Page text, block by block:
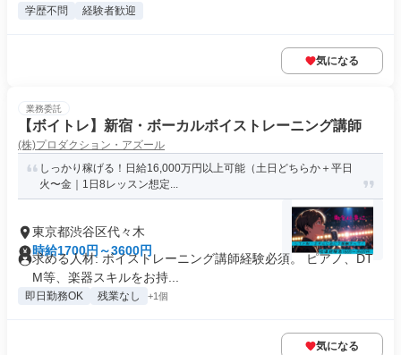
学歴不問 経験者歓迎
気になる
業務委託
【ボイトレ】新宿・ボーカルボイストレーニング講師
(株)プロダクション・アズール
しっかり稼げる！日給16,000万円以上可能（土日どちらか＋平日
火〜金｜1日8レッスン想定...
東京都渋谷区代々木
時給1700円～3600円
求める人材: ボイストレーニング講師経験必須。 ピアノ、DT
M等、楽器スキルをお持...
即日勤務OK 残業なし +1個
気になる